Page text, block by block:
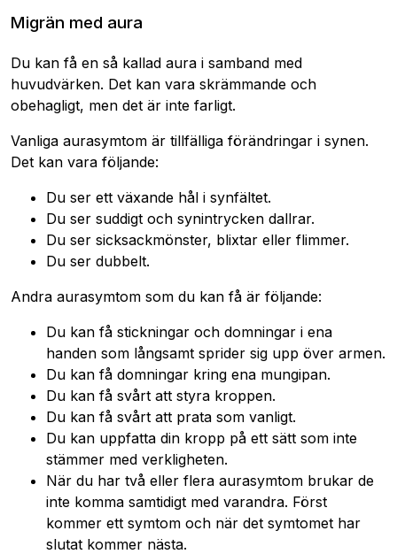
Migrän med aura
Du kan få en så kallad aura i samband med
huvudvärken. Det kan vara skrämmande och
obehagligt, men det är inte farligt.
Vanliga aurasymtom är tillfälliga förändringar i synen.
Det kan vara följande:
Du ser ett växande hål i synfältet.
Du ser suddigt och synintrycken dallrar.
Du ser sicksackmönster, blixtar eller flimmer.
Du ser dubbelt.
Andra aurasymtom som du kan få är följande:
Du kan få stickningar och domningar i ena
handen som långsamt sprider sig upp över armen.
Du kan få domningar kring ena mungipan.
Du kan få svårt att styra kroppen.
Du kan få svårt att prata som vanligt.
Du kan uppfatta din kropp på ett sätt som inte
stämmer med verkligheten.
När du har två eller flera aurasymtom brukar de
inte komma samtidigt med varandra. Först
kommer ett symtom och när det symtomet har
slutat kommer nästa.